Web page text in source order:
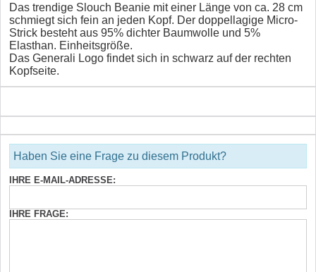
Das trendige Slouch Beanie mit einer Länge von ca. 28 cm
schmiegt sich fein an jeden Kopf. Der doppellagige Micro-
Strick besteht aus 95% dichter Baumwolle und 5%
Elasthan. Einheitsgröße.
Das Generali Logo findet sich in schwarz auf der rechten
Kopfseite.
Haben Sie eine Frage zu diesem Produkt?
IHRE E-MAIL-ADRESSE:
IHRE FRAGE: